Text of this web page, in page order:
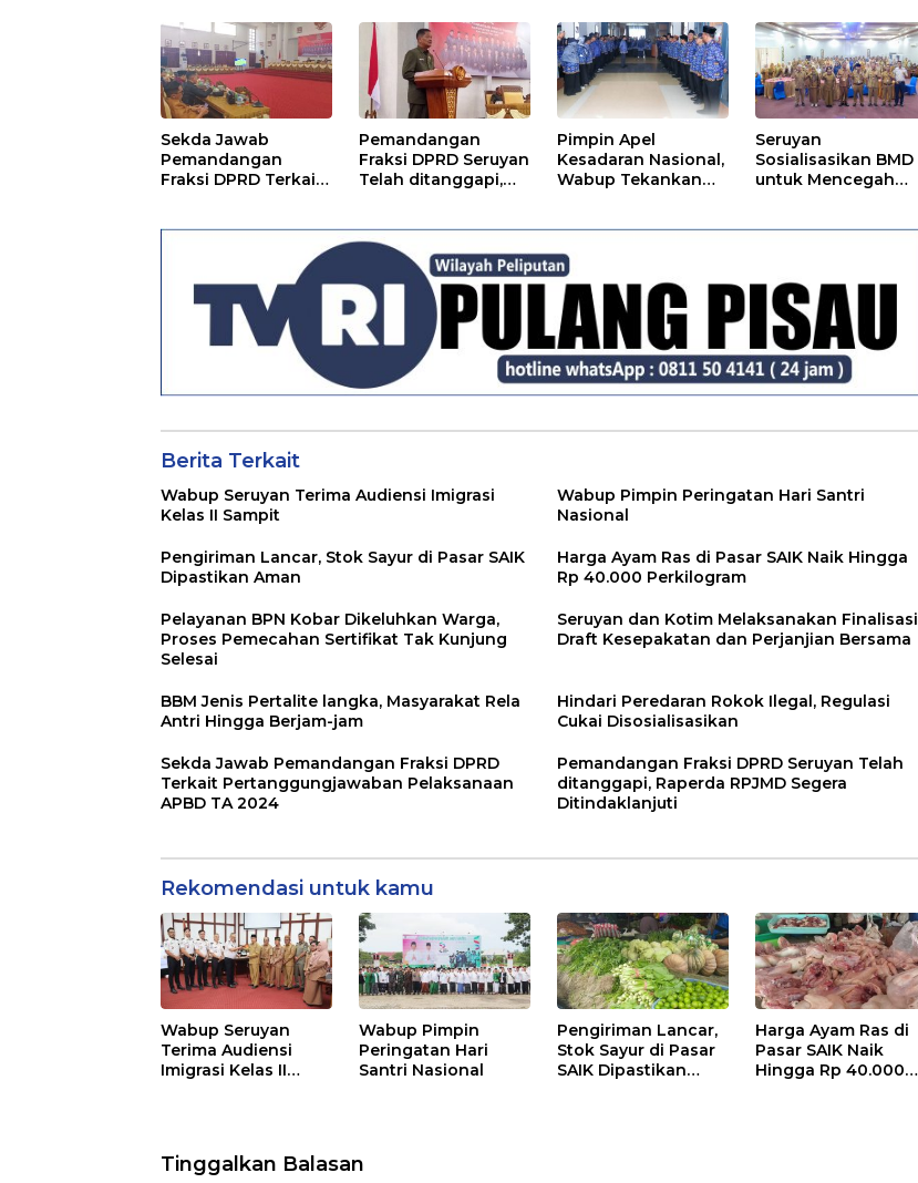
Kunjung Selesai
Sekda Jawab
Pemandangan
Fraksi DPRD Terkait
Pemandangan
Fraksi DPRD Seruyan
Telah ditanggapi,
Ditindaklanjuti
Pimpin Apel
Kesadaran Nasional,
Wabup Tekankan
Seruyan
Sosialisasikan BMD
untuk Mencegah
Berita Terkait
Wabup Seruyan Terima Audiensi Imigrasi
Kelas II Sampit
Wabup Pimpin Peringatan Hari Santri
Nasional
Pengiriman Lancar, Stok Sayur di Pasar SAIK
Dipastikan Aman
Harga Ayam Ras di Pasar SAIK Naik Hingga
Rp 40.000 Perkilogram
Pelayanan BPN Kobar Dikeluhkan Warga,
Proses Pemecahan Sertifikat Tak Kunjung
Selesai
Seruyan dan Kotim Melaksanakan Finalisasi
Draft Kesepakatan dan Perjanjian Bersama
BBM Jenis Pertalite langka, Masyarakat Rela
Antri Hingga Berjam-jam
Hindari Peredaran Rokok Ilegal, Regulasi
Cukai Disosialisasikan
Sekda Jawab Pemandangan Fraksi DPRD
Terkait Pertanggungjawaban Pelaksanaan
APBD TA 2024
Pemandangan Fraksi DPRD Seruyan Telah
ditanggapi, Raperda RPJMD Segera
Ditindaklanjuti
Rekomendasi untuk kamu
Wabup Seruyan
Terima Audiensi
Imigrasi Kelas II
Wabup Pimpin
Peringatan Hari
Santri Nasional
Pengiriman Lancar,
Stok Sayur di Pasar
SAIK Dipastikan
Harga Ayam Ras di
Pasar SAIK Naik
Hingga Rp 40.000
Tinggalkan Balasan